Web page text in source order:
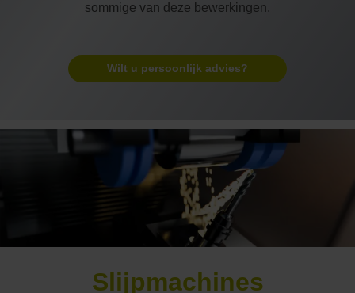
sommige van deze bewerkingen.
Wilt u persoonlijk advies?
Slijpmachines